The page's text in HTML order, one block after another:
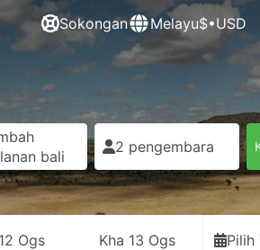
Sokongan Melayu$•USD
bali
2 pengembara
Ogs Kha 13 Ogs Pilih